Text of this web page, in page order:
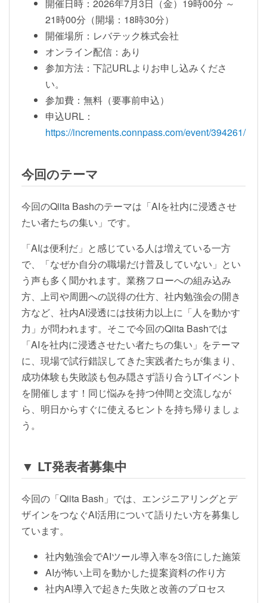
開催日時：2026年7月3日（金）19時00分 ～
21時00分（開場：18時30分）
開催場所：レバテック株式会社
オンライン配信：あり
参加方法：下記URLよりお申し込みくださ
い。
参加費：無料（要事前申込）
申込URL：
https://increments.connpass.com/event/394261/
今回のテーマ
今回のQiita Bashのテーマは「AIを社内に浸透させ
たい者たちの集い」です。
「AIは便利だ」と感じている人は増えている一方
で、「なぜか自分の職場だけ普及していない」とい
う声も多く聞かれます。業務フローへの組み込み
方、上司や周囲への説得の仕方、社内勉強会の開き
方など、社内AI浸透には技術力以上に「人を動かす
力」が問われます。そこで今回のQiita Bashでは
「AIを社内に浸透させたい者たちの集い」をテーマ
に、現場で試行錯誤してきた実践者たちが集まり、
成功体験も失敗談も包み隠さず語り合うLTイベント
を開催します！同じ悩みを持つ仲間と交流しなが
ら、明日からすぐに使えるヒントを持ち帰りましょ
う。
▼ LT発表者募集中
今回の「Qiita Bash」では、エンジニアリングとデ
ザインをつなぐAI活用について語りたい方を募集し
ています。
社内勉強会でAIツール導入率を3倍にした施策
AIが怖い上司を動かした提案資料の作り方
社内AI導入で起きた失敗と改善のプロセス